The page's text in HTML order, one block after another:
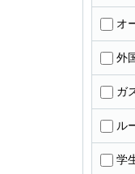
オ
外
ガ
ル
学